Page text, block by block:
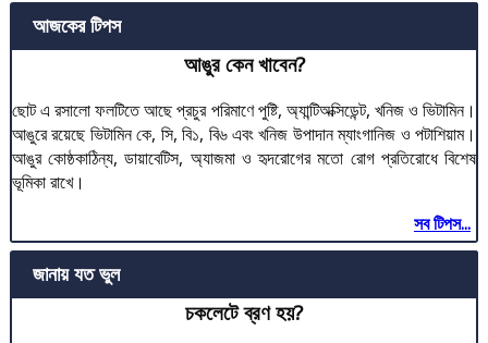
আজকের টিপস
আঙুর কেন খাবেন?
ছোট এ রসালো ফলটিতে আছে প্রচুর পরিমাণে পুষ্টি, অ্যান্টিঅক্সিডেন্ট, খনিজ ও ভিটামিন।
আঙুরে রয়েছে ভিটামিন কে, সি, বি১, বি৬ এবং খনিজ উপাদান ম্যাংগানিজ ও পটাশিয়াম।
আঙুর কোষ্ঠকাঠিন্য, ডায়াবেটিস, অ্যাজমা ও হৃদরোগের মতো রোগ প্রতিরোধে বিশেষ
ভূমিকা রাখে।
সব টিপস...
জানায় যত ভুল
চকলেটে ব্রণ হয়?